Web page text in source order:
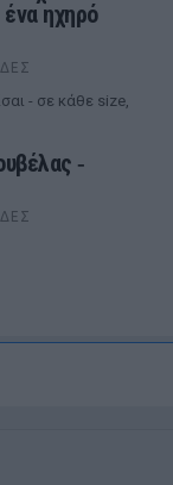
ηχηρό
- σε κάθε size,
‑